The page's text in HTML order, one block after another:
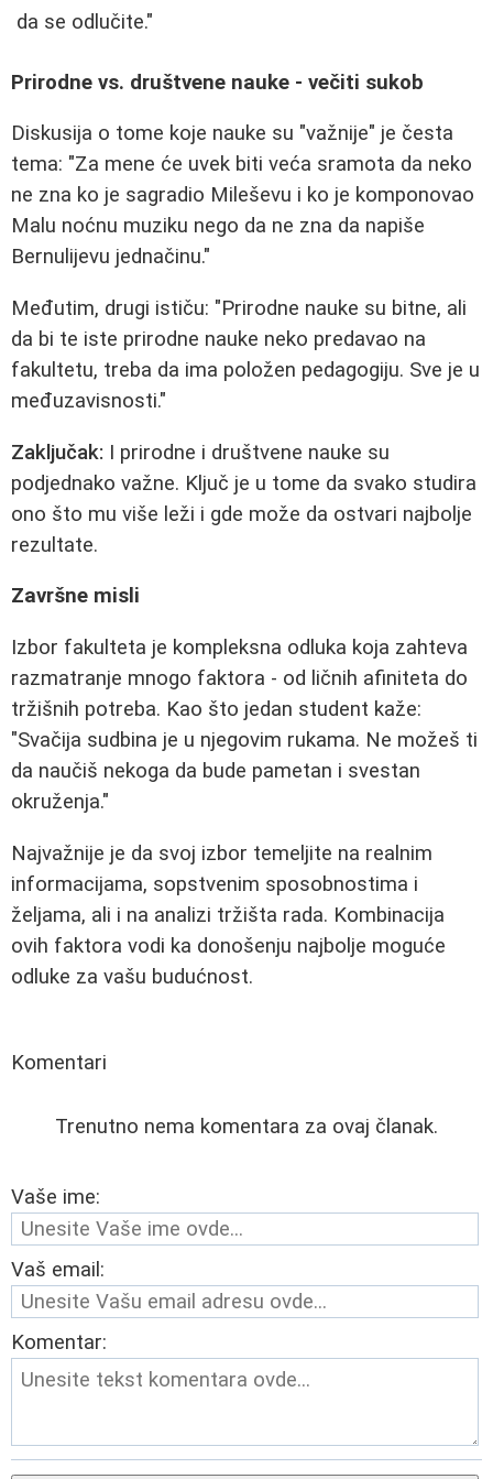
da se odlučite."
Prirodne vs. društvene nauke - večiti sukob
Diskusija o tome koje nauke su "važnije" je česta
tema: "Za mene će uvek biti veća sramota da neko
ne zna ko je sagradio Mileševu i ko je komponovao
Malu noćnu muziku nego da ne zna da napiše
Bernulijevu jednačinu."
Međutim, drugi ističu: "Prirodne nauke su bitne, ali
da bi te iste prirodne nauke neko predavao na
fakultetu, treba da ima položen pedagogiju. Sve je u
međuzavisnosti."
Zaključak: I prirodne i društvene nauke su
podjednako važne. Ključ je u tome da svako studira
ono što mu više leži i gde može da ostvari najbolje
rezultate.
Završne misli
Izbor fakulteta je kompleksna odluka koja zahteva
razmatranje mnogo faktora - od ličnih afiniteta do
tržišnih potreba. Kao što jedan student kaže:
"Svačija sudbina je u njegovim rukama. Ne možeš ti
da naučiš nekoga da bude pametan i svestan
okruženja."
Najvažnije je da svoj izbor temeljite na realnim
informacijama, sopstvenim sposobnostima i
željama, ali i na analizi tržišta rada. Kombinacija
ovih faktora vodi ka donošenju najbolje moguće
odluke za vašu budućnost.
Komentari
Trenutno nema komentara za ovaj članak.
Vaše ime:
Vaš email:
Komentar: